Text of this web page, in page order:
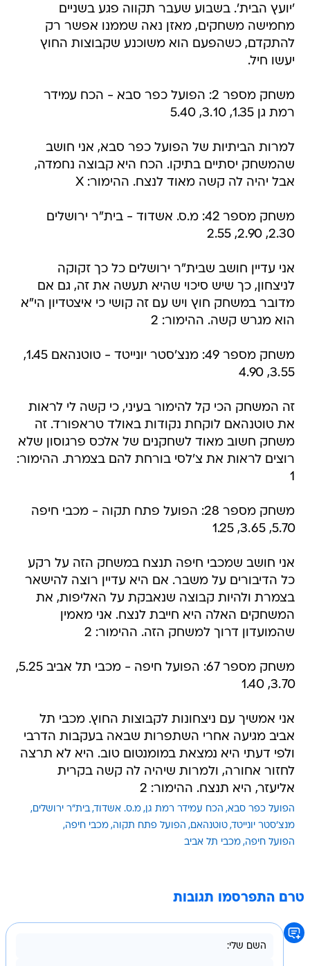
'יועץ הבית'. בשבוע שעבר תקווה פגע בשניים
מחמישה משחקים, מאזן נאה שממנו אפשר רק
להתקדם, כשהפעם הוא משוכנע שקבוצות החוץ
יעשו חיל.
משחק מספר 2: הפועל כפר סבא - הכח עמידר
רמת גן 1.35, 3.10, 5.40
למרות הביתיות של הפועל כפר סבא, אני חושב
שהמשחק יסתיים בתיקו. הכח היא קבוצה נחמדה,
אבל יהיה לה קשה מאוד לנצח. ההימור: X
משחק מספר 42: מ.ס. אשדוד - בית"ר ירושלים
2.30, 2.90, 2.55
אני עדיין חושב שבית"ר ירושלים כל כך זקוקה
לניצחון, כך שיש סיכוי שהיא תעשה את זה, גם אם
מדובר במשחק חוץ ויש עם זה קושי כי איצטדיון הי"א
הוא מגרש קשה. ההימור: 2
משחק מספר 49: מנצ'סטר יונייטד - טוטנהאם 1.45,
3.55, 4.90
זה המשחק הכי קל להימור בעיני, כי קשה לי לראות
את טוטנהאם לוקחת נקודות באולד טראפורד. זה
משחק חשוב מאוד לשחקנים של אלכס פרגוסון שלא
רוצים לראות את צ'לסי בורחת להם בצמרת. ההימור:
1
משחק מספר 28: הפועל פתח תקוה - מכבי חיפה
5.70, 3.65, 1.25
אני חושב שמכבי חיפה תנצח במשחק הזה על רקע
כל הדיבורים על משבר. אם היא עדיין רוצה להישאר
בצמרת ולהיות קבוצה שנאבקת על האליפות, את
המשחקים האלה היא חייבת לנצח. אני מאמין
שהמועדון דרוך למשחק הזה. ההימור: 2
משחק מספר 67: הפועל חיפה - מכבי תל אביב 5.25,
3.70, 1.40
אני אמשיך עם ניצחונות לקבוצות החוץ. מכבי תל
אביב מגיעה אחרי השתפרות שבאה בעקבות הדרבי
ולפי דעתי היא נמצאת במומנטום טוב. היא לא תרצה
לחזור אחורה, ולמרות שיהיה לה קשה בקרית
אליעזר, היא תנצח. ההימור: 2
הפועל כפר סבא הכח עמידר רמת גן מ.ס. אשדוד בית"ר ירושלים
מנצ'סטר יונייטד טוטנהאם הפועל פתח תקוה מכבי חיפה
הפועל חיפה מכבי תל אביב
טרם התפרסמו תגובות